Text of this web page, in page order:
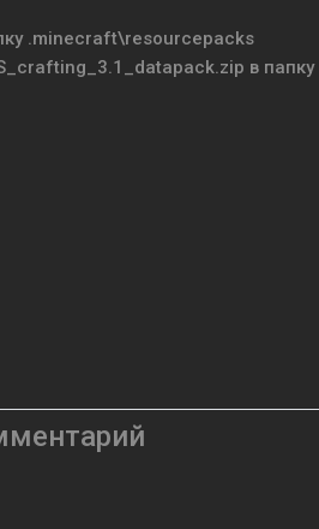
.minecraft\resourcepacks
в